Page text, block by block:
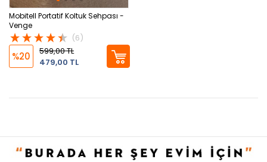
Mobitell Portatif Koltuk Sehpası -
Venge
(6)
%20
599,00 TL
479,00 TL